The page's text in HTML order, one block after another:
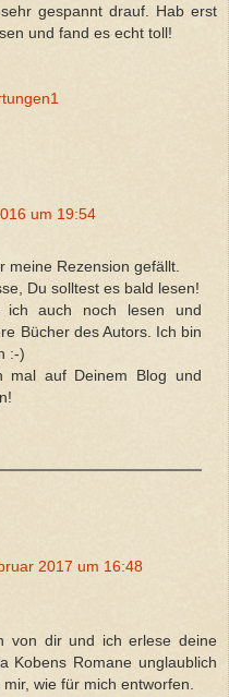
gespannt drauf. Hab erst
und fand es echt toll!
um 19:54
meine Rezension gefällt.
Du solltest es bald lesen!
ich auch noch lesen und
Bücher des Autors. Ich bin
:-)
mal auf Deinem Blog und
2017 um 16:48
von dir und ich erlese deine
Kobens Romane unglaublich
wie für mich entworfen.